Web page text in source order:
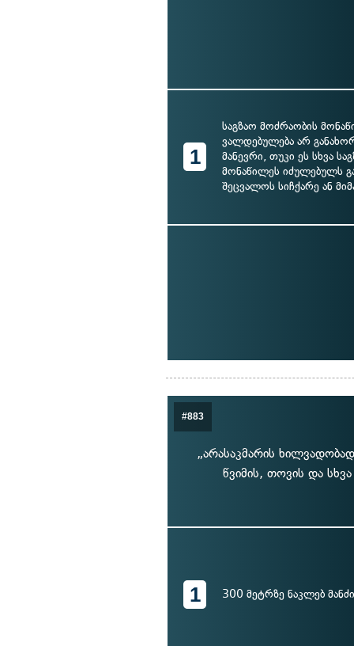
1
საგზაო მოძრაობის
ვალდებულება არ
მანევრი, თუკი ეს სხვა
მონაწილეს იძულებულს
შეცვალოს სიჩქარე ან
#883
„არასაკმარის
წვიმის, თოვის და
1 300 მეტრზე ნაკლებ